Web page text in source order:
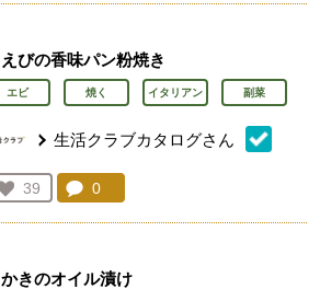
えびの香味パン粉焼き
エビ 焼く イタリアン 副菜
生活クラブカタログさん
お気に入り登録：
39
人が登録
コメント：
0
かきのオイル漬け